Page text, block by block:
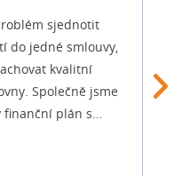
sjednotit
do jedné smlouvy,
kvalitní
Společně jsme
finanční plán s
Odteď už